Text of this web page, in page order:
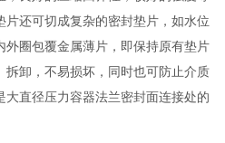
还可切成复杂的密封垫片，如水位
外圈包覆金属薄片，即保持原有垫片
拆卸，不易损坏，同时也可防止介质
直径压力容器法兰密封面连接处的